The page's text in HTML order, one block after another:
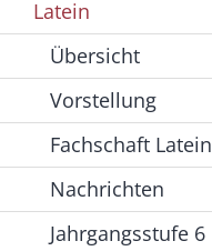
Latein
Übersicht
Vorstellung
Fachschaft Latein
Nachrichten
Jahrgangsstufe 6